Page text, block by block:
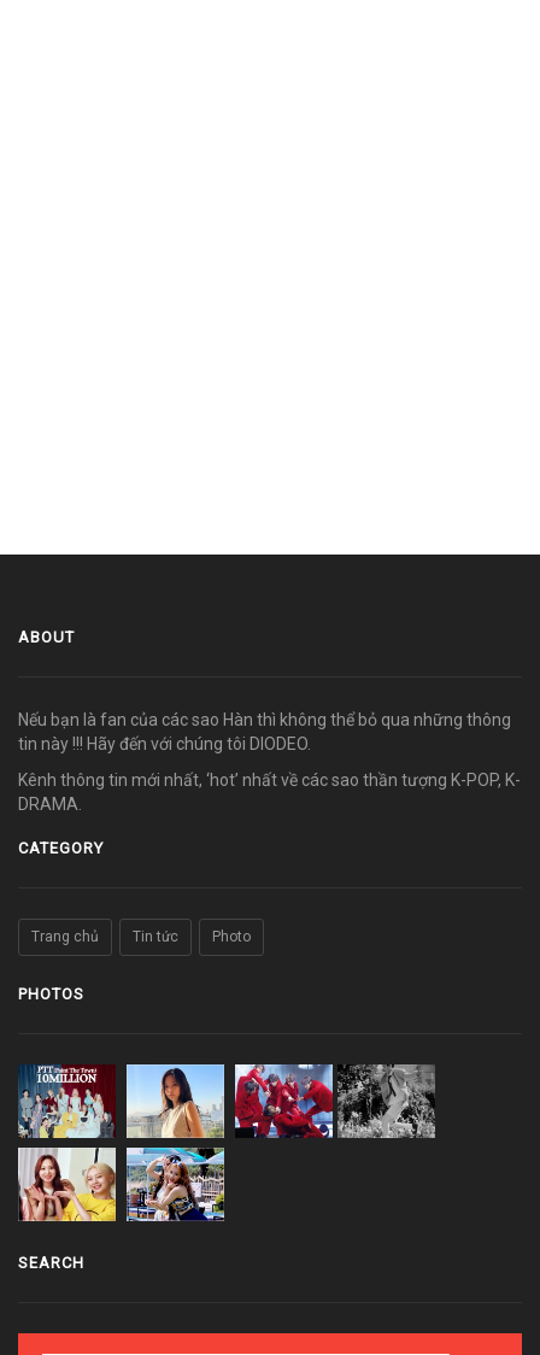
ABOUT
Nếu bạn là fan của các sao Hàn thì không thể bỏ qua những thông
tin này !!! Hãy đến với chúng tôi DIODEO.
Kênh thông tin mới nhất, ‘hot’ nhất về các sao thần tượng K-POP, K-
DRAMA.
CATEGORY
Trang chủ Tin tức Photo
PHOTOS
SEARCH